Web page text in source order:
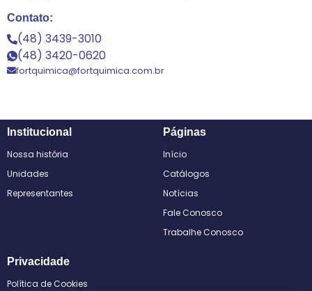
Contato:
(48) 3439-3010
(48) 3420-0620
fortquimica@fortquimica.com.br
Institucional
Nossa história
Unidades
Representantes
Páginas
Início
Catálogos
Notícias
Fale Conosco
Trabalhe Conosco
Privacidade
Política de Cookies